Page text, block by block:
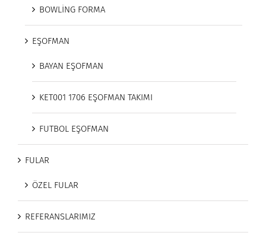
BOWLİNG FORMA
EŞOFMAN
BAYAN EŞOFMAN
KET001 1706 EŞOFMAN TAKIMI
FUTBOL EŞOFMAN
FULAR
ÖZEL FULAR
REFERANSLARIMIZ